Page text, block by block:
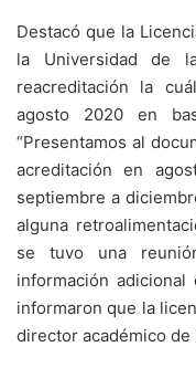
Destacó que la
la Universidad de
reacreditación la
agosto 2020 en
“Presentamos al
acreditación en
septiembre a
alguna
se tuvo una
información
informaron que la
director académico de